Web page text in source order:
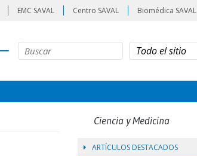
EMC SAVAL Centro SAVAL Biomédica SAVAL
Ciencia y Medicina
ARTÍCULOS DESTACADOS